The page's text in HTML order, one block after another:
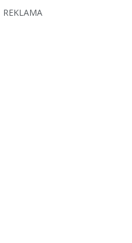
REKLAMA